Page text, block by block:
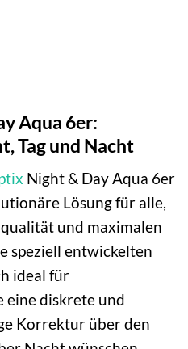
Aqua 6er:
Tag und Nacht
Night & Day Aqua 6er
Lösung für alle,
und maximalen
speziell entwickelten
ideal für
eine diskrete und
Korrektur über den